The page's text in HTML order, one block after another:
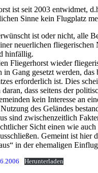
ist seit 2003 entwidmet,
Sinne kein Flugplatz
ist oder nicht, alle
neuerlichen fliegerischen
hinfällig.
Fliegerhorst wieder
in Gang gesetzt werden, das
erforderlich ist. Dies
dass seitens der
kein Interesse an
des Geländes
sind zwischenzeitlich
Sicht einen wie auch
Gemeint ist hier
in der ehemaligen
Herunterladen